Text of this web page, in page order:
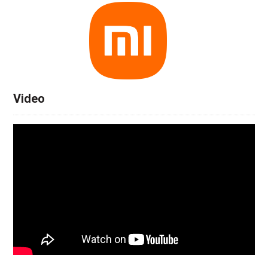
Video